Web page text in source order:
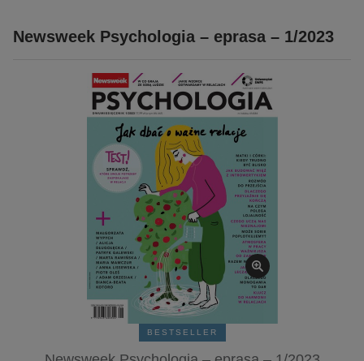
biznesowe, branżowe, gospodarka
darmowe wydania
dzienniki
edukacja
hobby, sport, rozrywka
komputery, internet, technologie, informatyka
kobiece, lifestyle, kultura
polityka, społeczno-informacyjne
psychologiczne
popularno-naukowe
zdrowie
Newsweek Psychologia – eprasa – 1/2023
BESTSELLER